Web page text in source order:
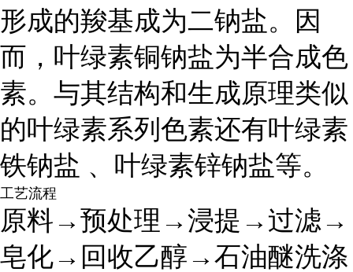
形成的羧基成为二钠盐。因
而，叶绿素铜钠盐为半合成色
素。与其结构和生成原理类似
的叶绿素系列色素还有叶绿素
铁钠盐 、叶绿素锌钠盐等。
工艺流程
原料→预处理→浸提→过滤→
皂化→回收乙醇→石油醚洗涤